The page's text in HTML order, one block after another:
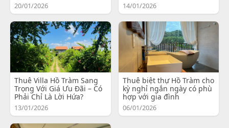
20/01/2026 14/01/2026
Thuê Villa Hồ Tràm Sang
Trọng Với Giá Ưu Đãi – Có
Phải Chỉ Là Lời Hứa?
13/01/2026
Thuê biệt thự Hồ Tràm cho
kỳ nghỉ ngắn ngày có phù
hợp với gia đình
06/01/2026